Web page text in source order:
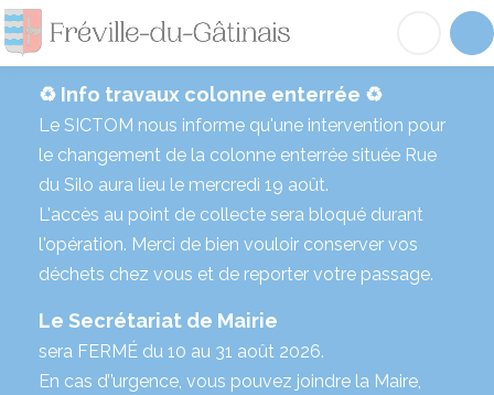
Fréville-du-
♻️ Info travaux colonne enterrée ♻️
Le SICTOM nous informe qu'une intervention pour
le changement de la colonne enterrée située Rue
du Silo aura lieu le mercredi 19 août.
L'accès au point de collecte sera bloqué durant
l'opération. Merci de bien vouloir conserver vos
déchets chez vous et de reporter votre passage.
Le Secrétariat de Mairie
sera FERMÉ du 10 au 31 août 2026.
En cas d’’urgence, vous pouvez joindre la Maire,